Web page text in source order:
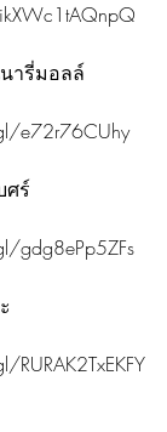
ารี่มอลล์
e72r76CUhy
ศร์
gdg8ePp5ZFs